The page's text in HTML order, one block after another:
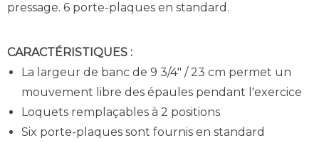
pressage. 6 porte-plaques en standard.
CARACTÉRISTIQUES :
La largeur de banc de 9 3/4″ / 23 cm permet un
mouvement libre des épaules pendant l'exercice
Loquets remplaçables à 2 positions
Six porte-plaques sont fournis en standard